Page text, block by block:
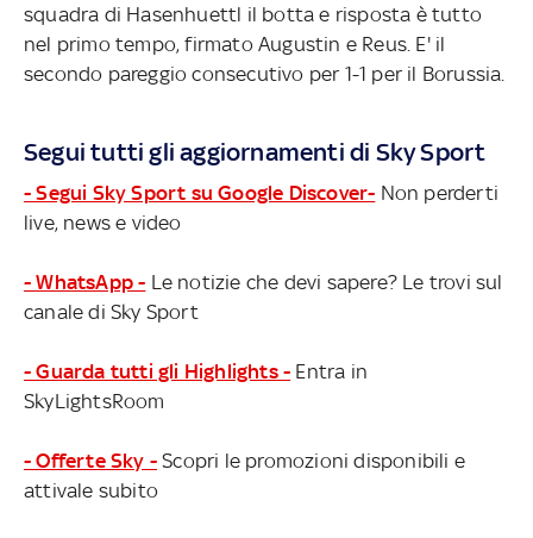
squadra di Hasenhuettl il botta e risposta è tutto
nel primo tempo, firmato Augustin e Reus. E' il
secondo pareggio consecutivo per 1-1 per il Borussia.
Segui tutti gli aggiornamenti di Sky Sport
- Segui Sky Sport su Google Discover- Non perderti
live, news e video
- WhatsApp - Le notizie che devi sapere? Le trovi sul
canale di Sky Sport
- Guarda tutti gli Highlights - Entra in
SkyLightsRoom
- Offerte Sky - Scopri le promozioni disponibili e
attivale subito